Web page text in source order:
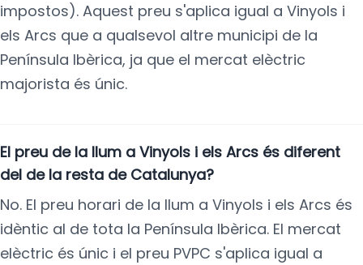
impostos). Aquest preu s'aplica igual a Vinyols i
els Arcs que a qualsevol altre municipi de la
Península Ibèrica, ja que el mercat elèctric
majorista és únic.
El preu de la llum a Vinyols i els Arcs és diferent
del de la resta de Catalunya?
No. El preu horari de la llum a Vinyols i els Arcs és
idèntic al de tota la Península Ibèrica. El mercat
elèctric és únic i el preu PVPC s'aplica igual a